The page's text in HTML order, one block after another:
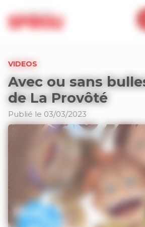
VIDEOS
Avec ou sans
de La Provôté
Publié le 03/03/2023